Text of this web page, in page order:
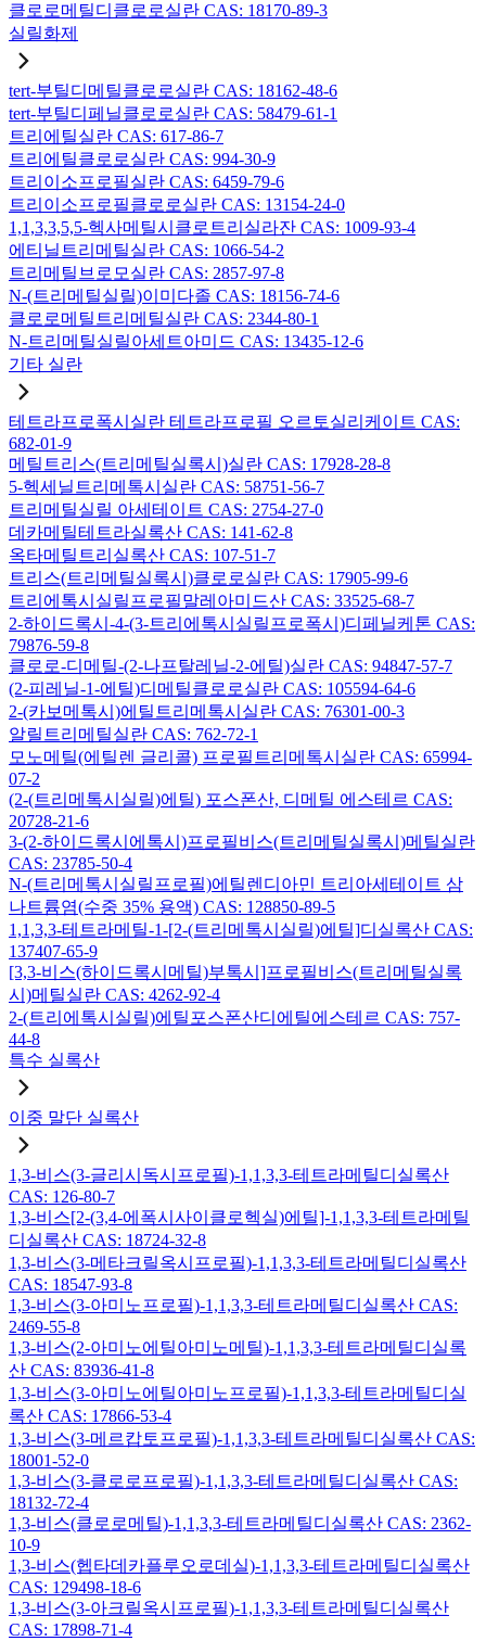
클로로메틸디클로로실란 CAS: 18170-89-3
실릴화제
tert-부틸디메틸클로로실란 CAS: 18162-48-6
tert-부틸디페닐클로로실란 CAS: 58479-61-1
트리에틸실란 CAS: 617-86-7
트리에틸클로로실란 CAS: 994-30-9
트리이소프로필실란 CAS: 6459-79-6
트리이소프로필클로로실란 CAS: 13154-24-0
1,1,3,3,5,5-헥사메틸시클로트리실라잔 CAS: 1009-93-4
에티닐트리메틸실란 CAS: 1066-54-2
트리메틸브로모실란 CAS: 2857-97-8
N-(트리메틸실릴)이미다졸 CAS: 18156-74-6
클로로메틸트리메틸실란 CAS: 2344-80-1
N-트리메틸실릴아세트아미드 CAS: 13435-12-6
기타 실란
테트라프로폭시실란 테트라프로필 오르토실리케이트 CAS:
682-01-9
메틸트리스(트리메틸실록시)실란 CAS: 17928-28-8
5-헥세닐트리메톡시실란 CAS: 58751-56-7
트리메틸실릴 아세테이트 CAS: 2754-27-0
데카메틸테트라실록산 CAS: 141-62-8
옥타메틸트리실록산 CAS: 107-51-7
트리스(트리메틸실록시)클로로실란 CAS: 17905-99-6
트리에톡시실릴프로필말레아미드산 CAS: 33525-68-7
2-하이드록시-4-(3-트리에톡시실릴프로폭시)디페닐케톤 CAS:
79876-59-8
클로로-디메틸-(2-나프탈레닐-2-에틸)실란 CAS: 94847-57-7
(2-피레닐-1-에틸)디메틸클로로실란 CAS: 105594-64-6
2-(카보메톡시)에틸트리메톡시실란 CAS: 76301-00-3
알릴트리메틸실란 CAS: 762-72-1
모노메틸(에틸렌 글리콜) 프로필트리메톡시실란 CAS: 65994-
07-2
(2-(트리메톡시실릴)에틸) 포스폰산, 디메틸 에스테르 CAS:
20728-21-6
3-(2-하이드록시에톡시)프로필비스(트리메틸실록시)메틸실란
CAS: 23785-50-4
N-(트리메톡시실릴프로필)에틸렌디아민 트리아세테이트 삼
나트륨염(수중 35% 용액) CAS: 128850-89-5
1,1,3,3-테트라메틸-1-[2-(트리메톡시실릴)에틸]디실록산 CAS:
137407-65-9
[3,3-비스(하이드록시메틸)부톡시]프로필비스(트리메틸실록
시)메틸실란 CAS: 4262-92-4
2-(트리에톡시실릴)에틸포스폰산디에틸에스테르 CAS: 757-
44-8
특수 실록산
이중 말단 실록산
1,3-비스(3-글리시독시프로필)-1,1,3,3-테트라메틸디실록산
CAS: 126-80-7
1,3-비스[2-(3,4-에폭시사이클로헥실)에틸]-1,1,3,3-테트라메틸
디실록산 CAS: 18724-32-8
1,3-비스(3-메타크릴옥시프로필)-1,1,3,3-테트라메틸디실록산
CAS: 18547-93-8
1,3-비스(3-아미노프로필)-1,1,3,3-테트라메틸디실록산 CAS:
2469-55-8
1,3-비스(2-아미노에틸아미노메틸)-1,1,3,3-테트라메틸디실록
산 CAS: 83936-41-8
1,3-비스(3-아미노에틸아미노프로필)-1,1,3,3-테트라메틸디실
록산 CAS: 17866-53-4
1,3-비스(3-메르캅토프로필)-1,1,3,3-테트라메틸디실록산 CAS:
18001-52-0
1,3-비스(3-클로로프로필)-1,1,3,3-테트라메틸디실록산 CAS:
18132-72-4
1,3-비스(클로로메틸)-1,1,3,3-테트라메틸디실록산 CAS: 2362-
10-9
1,3-비스(헵타데카플루오로데실)-1,1,3,3-테트라메틸디실록산
CAS: 129498-18-6
1,3-비스(3-아크릴옥시프로필)-1,1,3,3-테트라메틸디실록산
CAS: 17898-71-4